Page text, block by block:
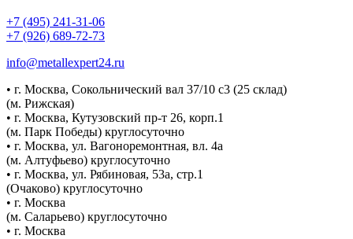
+7 (495) 241-31-06
+7 (926) 689-72-73
info@metallexpert24.ru
• г. Москва, Сокольнический вал 37/10 с3 (25 склад)
(м. Рижская)
• г. Москва, Кутузовский пр-т 26, корп.1
(м. Парк Победы) круглосуточно
• г. Москва, ул. Вагоноремонтная, вл. 4а
(м. Алтуфьево) круглосуточно
• г. Москва, ул. Рябиновая, 53а, стр.1
(Очаково) круглосуточно
• г. Москва
(м. Саларьево) круглосуточно
• г. Москва